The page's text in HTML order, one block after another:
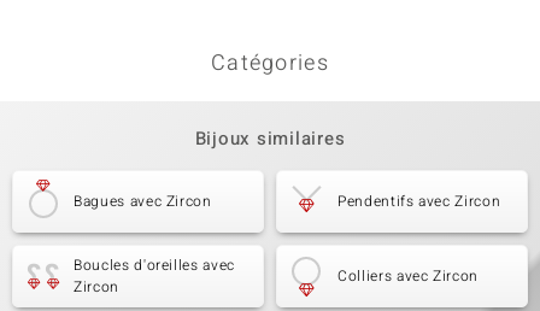
Catégories
Bijoux similaires
Bagues avec Zircon Pendentifs avec Zircon
Boucles d'oreilles avec
Zircon
Colliers avec Zircon